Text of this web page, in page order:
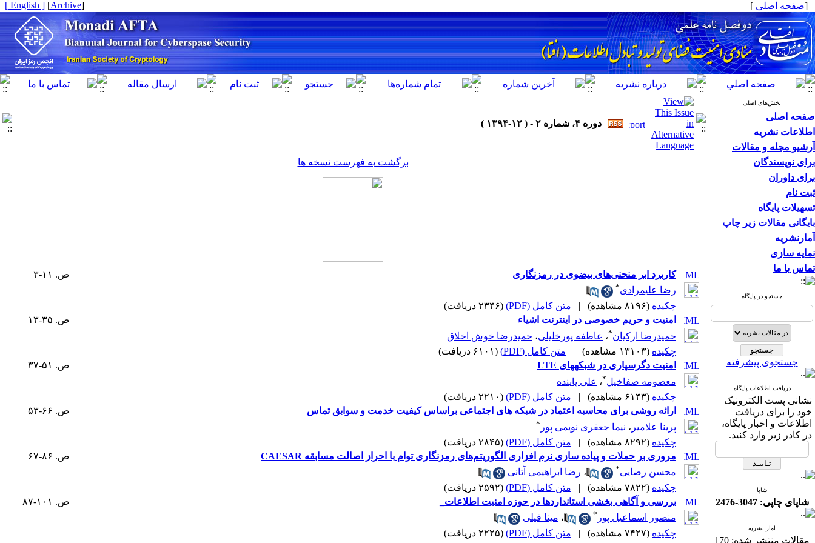
[صفحه اصلی ]
[
Archive
]
[ English ]
بخش‌های اصلی
صفحه اصلی
اطلاعات نشریه
آرشیو مجله و مقالات
برای نویسندگان
برای داوران
ثبت نام
تسهیلات پایگاه
بایگانی مقالات زیر چاپ
آمارنشریه
نمایه سازی
تماس با ما
جستجو در پایگاه
جستجوی پیشرفته
دریافت اطلاعات پایگاه
نشانی پست الکترونیک
خود را برای دریافت
اطلاعات و اخبار پایگاه،
در کادر زیر وارد کنید.
شاپا
شاپای چاپی: 3047-2476
آمار نشریه
مقالات منتشر شده: 170
دوره ۴، شماره ۲ - ( ۱۲-۱۳۹۴ )
برگشت به فهرست نسخه ها
کاربرد ابر منحنی‌های بیضوی در رمزنگاری
ص. ۱۱-۳
رضا علیمرادی*
چکیده (۸۱۹۶ مشاهده) | متن کامل (PDF)
(۲۳۴۶ دریافت)
امنیت و حریم خصوصی در اینترنت اشیاء
ص. ۳۵-۱۳
حمیدرضا ارکیان*، عاطفه پورخلیلی، حمیدرضا خوش اخلاق
چکیده (۱۳۱۰۳ مشاهده) | متن کامل (PDF)
(۶۱۰۱ دریافت)
امنیت دگرسپاری در شبکه‎های LTE
ص. ۵۱-۳۷
معصومه صفاخیل*، علی پاینده
چکیده (۶۱۴۳ مشاهده) | متن کامل (PDF)
(۲۲۱۰ دریافت)
ارائه روشی برای محاسبه اعتماد در ‏شبکه‏ های اجتماعی بر‌اساس کیفیت خدمت و سوابق تماس
ص. ۶۶-۵۳
پرینا علامیر ، نیما جعفری نویمی پور *
چکیده (۸۲۹۲ مشاهده) | متن کامل (PDF)
(۲۸۴۵ دریافت)
مروری بر حملات و پیاده سازی نرم افزاری الگوریتم‌های رمزنگاری توام با احراز اصالت‌ مسابقه CAESAR
ص. ۸۶-۶۷
محسن رضایی* ، رضا ابراهیمی آتانی
چکیده (۷۸۲۲ مشاهده) | متن کامل (PDF)
(۲۵۹۲ دریافت)
بررسی و آگاهی بخشی استانداردها در حوزه امنیت اطلاعات_
ص. ۱۰۱-۸۷
منصور اسماعیل پور * ، مینا فیلی
چکیده (۷۴۲۷ مشاهده) | متن کامل (PDF) (۲۲۲۵ دریافت)